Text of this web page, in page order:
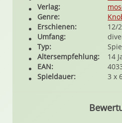
Verlag:
Genre:
Erschienen:
12/
Umfang:
Typ:
Altersempfehlung:
14
EAN:
Spieldauer:
3 x